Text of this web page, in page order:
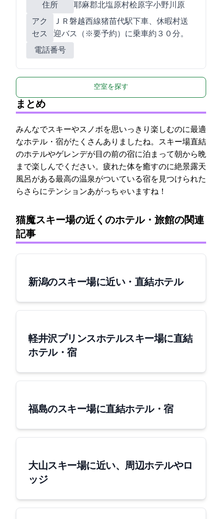
住所
耶麻郡北塩原村桧原字小野川原1092-3
アク
セス
ＪＲ磐越西線猪苗代駅下車、休暇村送
迎バス（※要予約）に乗車約３０分。
電話番号
空室を探す
まとめ
みんなでスキーやスノボを思いっきり楽しむのに最適
なホテル・宿がたくさんありましたね。スキー場直結
のホテルやゲレンデが目の前の宿に泊まって朝から晩
まで楽しんでください。疲れた体を癒すのに絶景露天
風呂がある最高の温泉がついている宿を見つけられた
らさらにテンションあがっちゃいますね！
猫魔スキー場の近くのホテル・旅館の関連
記事
新潟のスキー場に近い・直結ホテル
軽井沢プリンスホテルスキー場に直結
ホテル・宿
福島のスキー場に直結ホテル・宿
大山スキー場に近い、周辺ホテルやロ
ッジ